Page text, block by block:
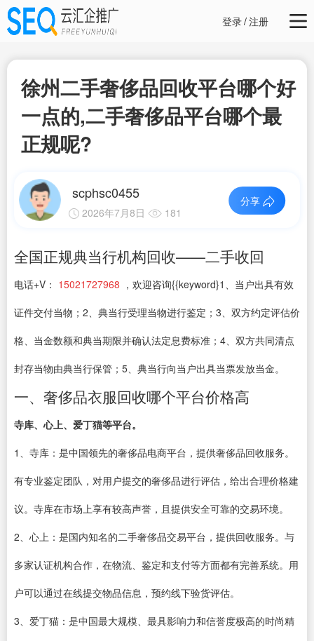
登录/注册
徐州二手奢侈品回收平台哪个好
一点的,二手奢侈品平台哪个最
正规呢?
scphsc0455
2026年7月8日 181
分享
全国正规典当行机构回收——二手收回
电话+V： 15021727968 ，欢迎咨询{{keyword}1、当户出具有效
证件交付当物；2、典当行受理当物进行鉴定；3、双方约定评估价
格、当金数额和典当期限并确认法定息费标准；4、双方共同清点
封存当物由典当行保管；5、典当行向当户出具当票发放当金。
一、奢侈品衣服回收哪个平台价格高
寺库、心上、爱丁猫等平台。
1、寺库：是中国领先的奢侈品电商平台，提供奢侈品回收服务。
有专业鉴定团队，对用户提交的奢侈品进行评估，给出合理价格建
议。寺库在市场上享有较高声誉，且提供安全可靠的交易环境。
2、心上：是国内知名的二手奢侈品交易平台，提供回收服务。与
多家认证机构合作，在物流、鉴定和支付等方面都有完善系统。用
户可以通过在线提交物品信息，预约线下验货评估。
3、爱丁猫：是中国最大规模、最具影响力和信誉度极高的时尚精